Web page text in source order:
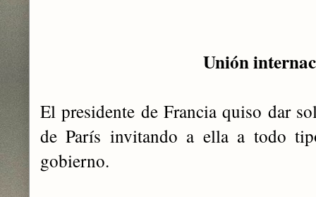
Unión
El presidente de Francia quiso dar
de París invitando a ella a todo
gobierno.